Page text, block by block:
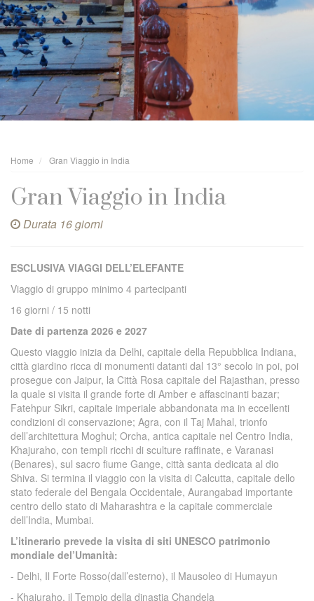
Home Gran Viaggio in India
Gran Viaggio in India
Durata 16 giorni
ESCLUSIVA VIAGGI DELL’ELEFANTE
Viaggio di gruppo minimo 4 partecipanti
16 giorni / 15 notti
Date di partenza 2026 e 2027
Questo viaggio inizia da Delhi, capitale della Repubblica Indiana,
città giardino ricca di monumenti datanti dal 13° secolo in poi, poi
prosegue con Jaipur, la Città Rosa capitale del Rajasthan, presso
la quale si visita il grande forte di Amber e affascinanti bazar;
Fatehpur Sikri, capitale imperiale abbandonata ma in eccellenti
condizioni di conservazione; Agra, con il Taj Mahal, trionfo
dell’architettura Moghul; Orcha, antica capitale nel Centro India,
Khajuraho, con templi ricchi di sculture raffinate, e Varanasi
(Benares), sul sacro fiume Gange, città santa dedicata al dio
Shiva. Si termina il viaggio con la visita di Calcutta, capitale dello
stato federale del Bengala Occidentale, Aurangabad importante
centro dello stato di Maharashtra e la capitale commerciale
dell’India, Mumbai.
L’itinerario prevede la visita di siti UNESCO patrimonio
mondiale del’Umanità:
- Delhi, Il Forte Rosso(dall’esterno), il Mausoleo di Humayun
- Khajuraho, il Tempio della dinastia Chandela